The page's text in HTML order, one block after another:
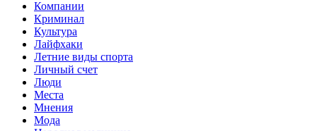
Компании
Криминал
Культура
Лайфхаки
Летние виды спорта
Личный счет
Люди
Места
Мнения
Мода